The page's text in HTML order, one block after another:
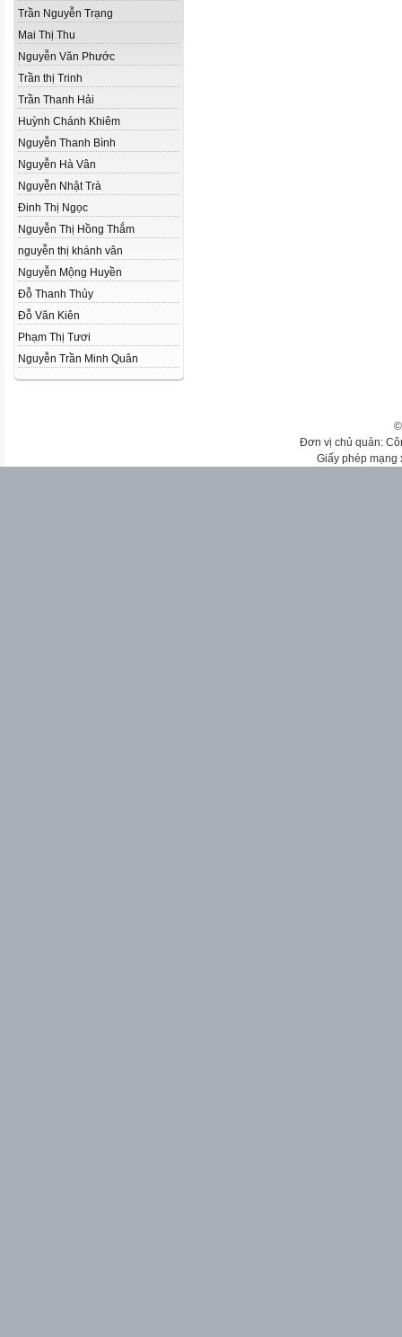
Trần Nguyễn Trạng
Mai Thị Thu
Nguyễn Văn Phước
Trần thị Trinh
Trần Thanh Hải
Huỳnh Chánh Khiêm
Nguyễn Thanh Bình
Nguyễn Hà Vân
Nguyễn Nhật Trà
Đinh Thị Ngọc
Nguyễn Thị Hồng Thắm
nguyễn thị khánh vân
Nguyễn Mộng Huyền
Đỗ Thanh Thủy
Đỗ Văn Kiên
Phạm Thị Tươi
Nguyễn Trần Minh Quân
Đơn vị chủ quản:
Giấy phép mạng